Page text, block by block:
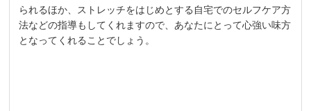
られるほか、ストレッチをはじめとする自宅でのセルフケア方
法などの指導もしてくれますので、あなたにとって心強い味方
となってくれることでしょう。